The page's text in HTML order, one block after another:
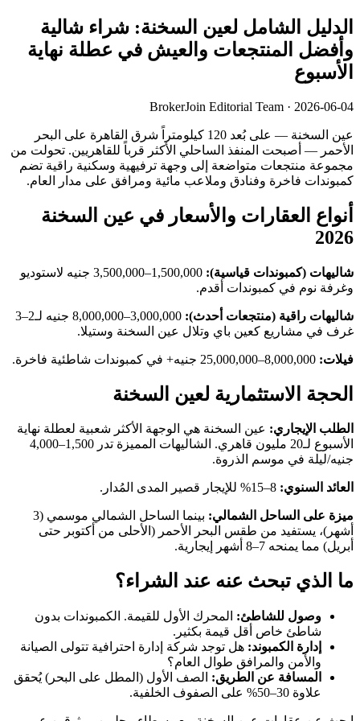
الدليل الشامل لعين السخنة: شراء شالية
وأفضل المنتجعات والعيش في عطلة نهاية
الأسبوع
BrokerJoin Editorial Team · 2026-06-04
عين السخنة — على بُعد 120 كيلومتراً شرق القاهرة على البحر
الأحمر — أصبحت المنفذ الساحلي الأكثر قرباً للقاهريين. تحولت من
مجموعة منتجعات متواضعة إلى وجهة ترفيهية وسكنية راقية تضم
كمبوندات فاخرة وفنادق وملاعب مائية ومرافق على مدار العام.
أنواع العقارات والأسعار في عين السخنة
2026
شاليهات (كمبوندات قياسية):
1,500,000–3,500,000 جنيه لاستوديو
وغرفة نوم في كمبوندات أقدم.
شاليهات راقية (منتجعات أحدث):
3,000,000–8,000,000 جنيه لـ2–3
غرف في مشاريع كعين باي وتلال عين السخنة وستيلا.
فيلات:
الحجة الاستثمارية لعين السخنة
الطلب الإيجاري: عين السخنة هي الوجهة الأكثر شعبية لعطلة نهاية
الأسبوع لـ20 مليون قاهري. الشاليهات المميزة تدر 1,500–4,000
جنيه/ليلة في موسم الذروة.
العائد السنوي:
ميزة على الساحل الشمالي:
بينما الساحل الشمالي موسمي (3
أشهر)، يستفيد من طقس البحر الأحمر (الأحلى من أكتوبر حتى
أبريل) مما يمنحه 7–8 أشهر إيجارية.
ما الذي تبحث عنه عند الشراء؟
وصول للشاطئ: المحرك الأول للقيمة. الكمبوندات بدون
شاطئ خاص أقل قيمة بكثير.
إدارة الكمبوند: هل توجد شركة إدارة احترافية تتولى الصيانة
والأمن والمرافق طوال العام؟
المسافة عن الطريق: الصف الأول (المطل على البحر) يُحقق
علاوة 30–50% على الصفوف الخلفية.